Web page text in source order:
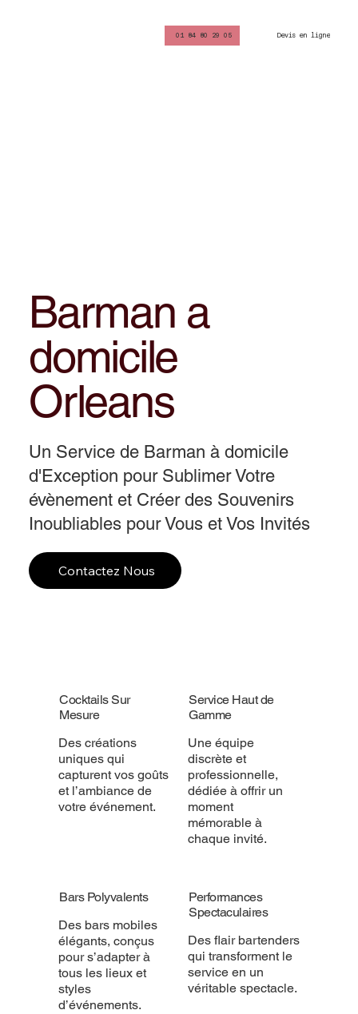
01 84 80 29 05 Devis en ligne
Barman a
domicile
Orleans
Un Service de Barman à domicile
d'Exception pour Sublimer Votre
évènement et Créer des Souvenirs
Inoubliables pour Vous et Vos Invités
Contactez Nous
Cocktails Sur
Mesure
Des créations
uniques qui
capturent vos goûts
et l’ambiance de
votre événement.
Service Haut de
Gamme
Une équipe
discrète et
professionnelle,
dédiée à offrir un
moment
mémorable à
chaque invité.
Bars Polyvalents
Des bars mobiles
élégants, conçus
pour s’adapter à
tous les lieux et
styles
d’événements.
Performances
Spectaculaires
Des flair bartenders
qui transforment le
service en un
véritable spectacle.